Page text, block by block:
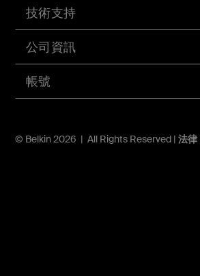
帳號
技術支持
公司資訊
© Belkin 2026 | All Rights Reserved | 法律